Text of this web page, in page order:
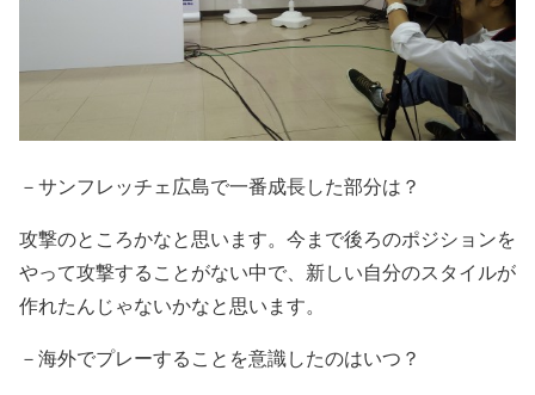
－サンフレッチェ広島で一番成長した部分は？
攻撃のところかなと思います。今まで後ろのポジションを
やって攻撃することがない中で、新しい自分のスタイルが
作れたんじゃないかなと思います。
－海外でプレーすることを意識したのはいつ？